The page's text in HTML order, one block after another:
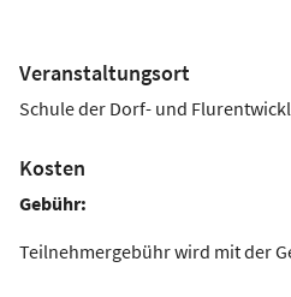
Veranstaltungsort
Schule der Dorf- und
Kosten
Gebühr:
Teilnehmergebühr wird mit der